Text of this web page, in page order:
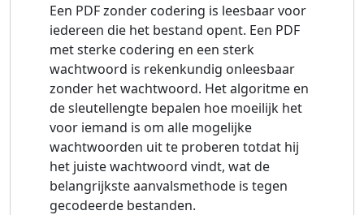
Een PDF zonder codering is leesbaar voor
iedereen die het bestand opent. Een PDF
met sterke codering en een sterk
wachtwoord is rekenkundig onleesbaar
zonder het wachtwoord. Het algoritme en
de sleutellengte bepalen hoe moeilijk het
voor iemand is om alle mogelijke
wachtwoorden uit te proberen totdat hij
het juiste wachtwoord vindt, wat de
belangrijkste aanvalsmethode is tegen
gecodeerde bestanden.